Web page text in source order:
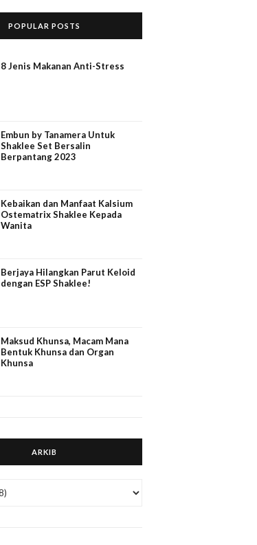
POPULAR POSTS
8 Jenis Makanan Anti-Stress
Embun by Tanamera Untuk
Shaklee Set Bersalin
Berpantang 2023
Kebaikan dan Manfaat Kalsium
Ostematrix Shaklee Kepada
Wanita
Berjaya Hilangkan Parut Keloid
dengan ESP Shaklee!
Maksud Khunsa, Macam Mana
Bentuk Khunsa dan Organ
Khunsa
ARKIB